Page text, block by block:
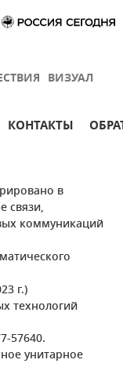
ВИЗУАЛ
КОНТАКТЫ
в
связи,
коммуникаций
г.)
технологий
57640.
унитарное